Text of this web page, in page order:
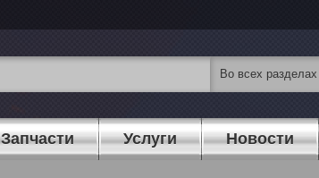
Запчасти Услуги Новости